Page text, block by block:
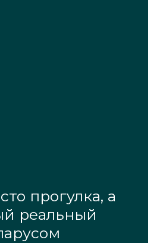
прогулка, а
реальный